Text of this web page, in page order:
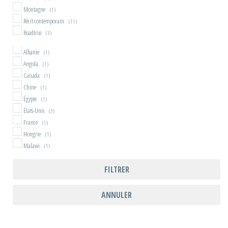
Montagne (1)
Récit contemporain (11)
Roadtrip (3)
Stop (16)
Tourisme (1)
Train (3)
Albanie (1)
Angola (1)
Canada (1)
Chine (1)
Égypte (1)
États-Unis (3)
France (1)
Hongrie (1)
Malawi (1)
FILTRER
ANNULER